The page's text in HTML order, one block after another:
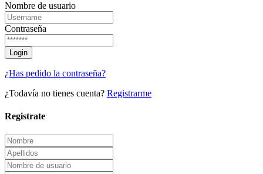
Nombre de usuario
Contraseña
¿Has pedido la contraseña?
¿Todavía no tienes cuenta? Registrarme
Registrate